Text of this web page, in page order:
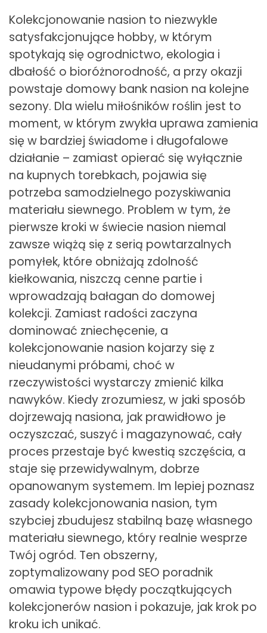
Kolekcjonowanie nasion to niezwykle
satysfakcjonujące hobby, w którym
spotykają się ogrodnictwo, ekologia i
dbałość o bioróżnorodność, a przy okazji
powstaje domowy bank nasion na kolejne
sezony. Dla wielu miłośników roślin jest to
moment, w którym zwykła uprawa zamienia
się w bardziej świadome i długofalowe
działanie – zamiast opierać się wyłącznie
na kupnych torebkach, pojawia się
potrzeba samodzielnego pozyskiwania
materiału siewnego. Problem w tym, że
pierwsze kroki w świecie nasion niemal
zawsze wiążą się z serią powtarzalnych
pomyłek, które obniżają zdolność
kiełkowania, niszczą cenne partie i
wprowadzają bałagan do domowej
kolekcji. Zamiast radości zaczyna
dominować zniechęcenie, a
kolekcjonowanie nasion kojarzy się z
nieudanymi próbami, choć w
rzeczywistości wystarczy zmienić kilka
nawyków. Kiedy zrozumiesz, w jaki sposób
dojrzewają nasiona, jak prawidłowo je
oczyszczać, suszyć i magazynować, cały
proces przestaje być kwestią szczęścia, a
staje się przewidywalnym, dobrze
opanowanym systemem. Im lepiej poznasz
zasady kolekcjonowania nasion, tym
szybciej zbudujesz stabilną bazę własnego
materiału siewnego, który realnie wesprze
Twój ogród. Ten obszerny,
zoptymalizowany pod SEO poradnik
omawia typowe błędy początkujących
kolekcjonerów nasion i pokazuje, jak krok po
kroku ich unikać.